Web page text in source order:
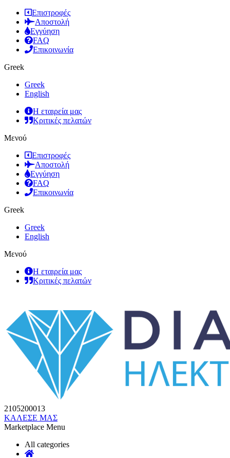
Επιστροφές
Αποστολή
Εγγύηση
FAQ
Επικοινωνία
Greek
Greek
English
Η εταιρεία μας
Κριτικές πελατών
Μενού
Επιστροφές
Αποστολή
Εγγύηση
FAQ
Επικοινωνία
Greek
Greek
English
Μενού
Η εταιρεία μας
Κριτικές πελατών
2105200013
ΚΑΛΕΣΕ ΜΑΣ
Marketplace Menu
All categories